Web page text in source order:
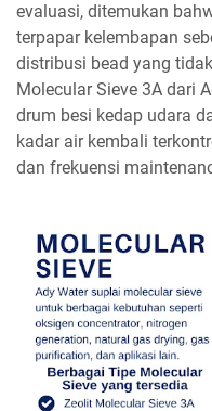
evaluasi, ditemukan
terpapar kelembapan
distribusi bead yang
Molecular Sieve 3A dari
drum besi kedap udara
kadar air kembali
dan frekuensi